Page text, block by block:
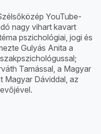
YouTube-
nagy vihart kavart
pszichológiai, jogi és
Gulyás Anita a
Tamással, a Magyar
Magyar Dáviddal, az